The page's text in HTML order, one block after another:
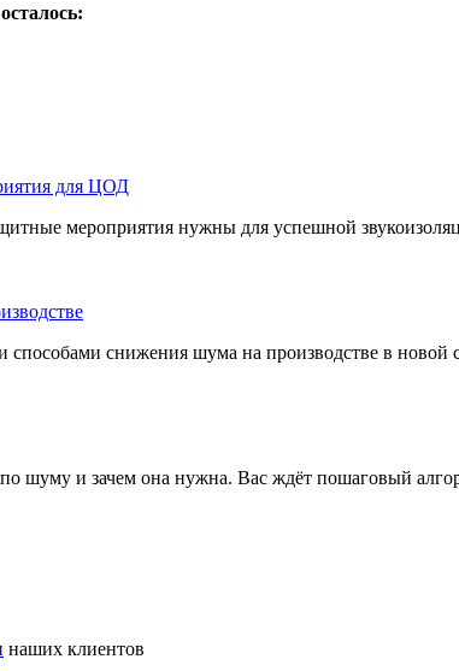
для ЦОД
мероприятия нужны для успешной
снижения шума на производстве в новой
шуму и зачем она нужна. Вас ждёт пошаговый
наших клиентов